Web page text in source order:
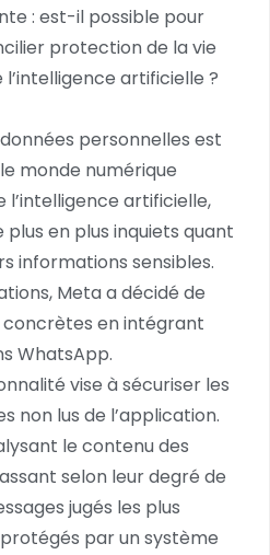
: est-il possible pour
protection de la vie
artificielle ?
personnelles est
monde numérique
l’intelligence artificielle,
en plus inquiets quant
informations sensibles.
Meta a décidé de
en intégrant
WhatsApp.
vise à sécuriser les
non lus de l’application.
le contenu des
selon leur degré de
jugés les plus
par un système